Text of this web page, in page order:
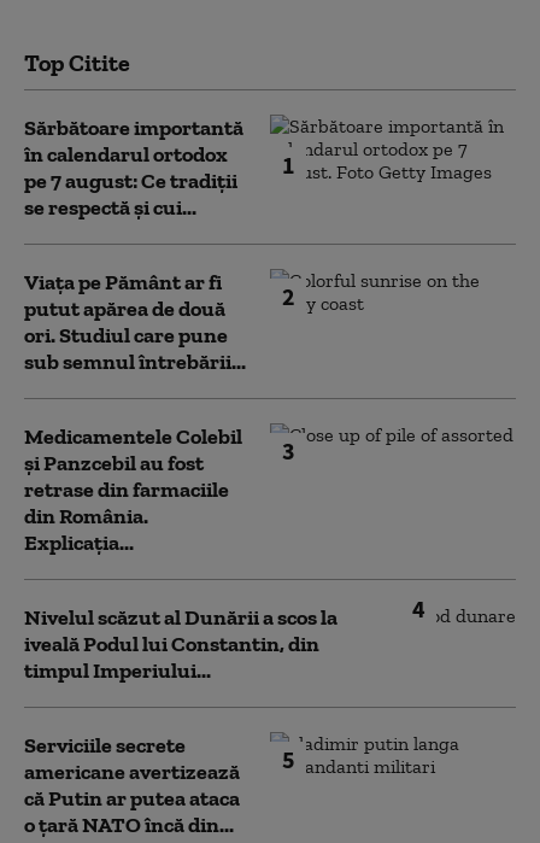
Top Citite
1
Sărbătoare importantă
în calendarul ortodox
pe 7 august: Ce tradiții
se respectă și cui...
2
Viața pe Pământ ar fi
putut apărea de două
ori. Studiul care pune
sub semnul întrebării...
3
Medicamentele Colebil
și Panzcebil au fost
retrase din farmaciile
din România.
Explicația...
4
Nivelul scăzut al Dunării a scos la
iveală Podul lui Constantin, din
timpul Imperiului...
5
Serviciile secrete
americane avertizează
că Putin ar putea ataca
o țară NATO încă din...